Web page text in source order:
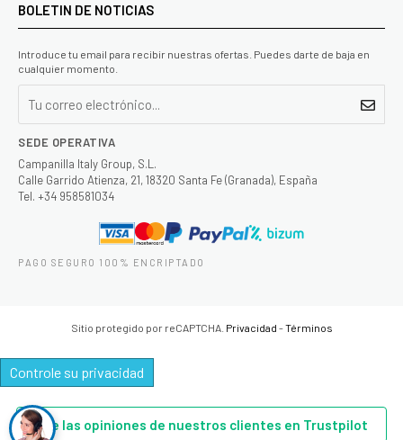
BOLETIN DE NOTICIAS
Introduce tu email para recibir nuestras ofertas. Puedes darte de baja en
cualquier momento.
SEDE OPERATIVA
Campanilla Italy Group, S.L.
Calle Garrido Atienza, 21, 18320 Santa Fe (Granada), España
Tel. +34 958581034
PAGO SEGURO 100% ENCRIPTADO
Sitio protegido por reCAPTCHA. Privacidad -Términos
Controle su privacidad
Lee las opiniones de nuestros clientes en Trustpilot